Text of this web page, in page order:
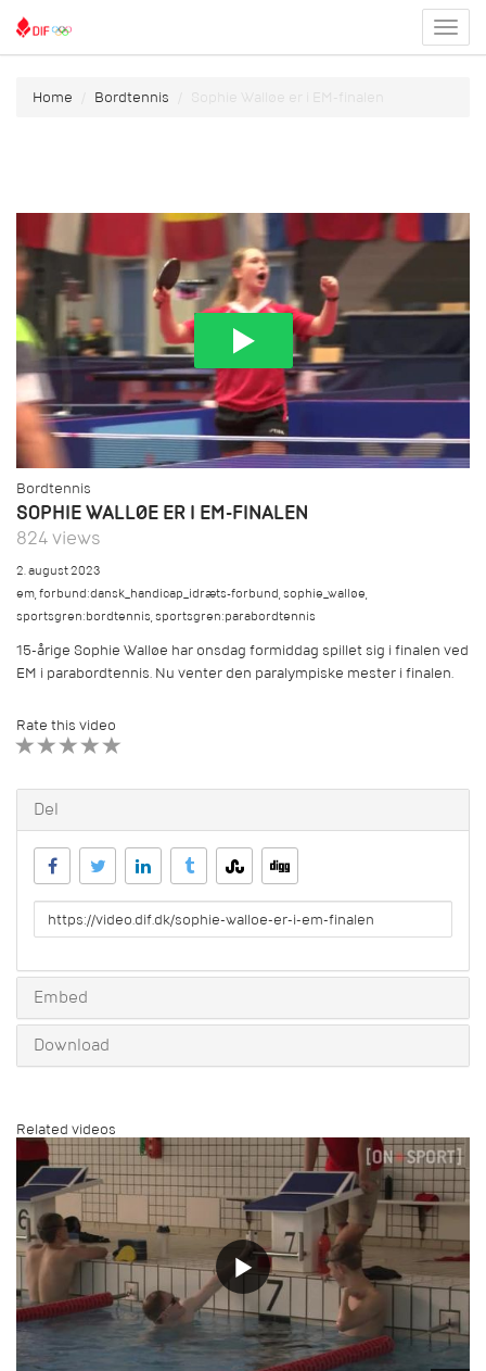
menu
Home Bordtennis Sophie Walløe er i EM-finalen
Bordtennis
SOPHIE WALLØE ER I EM-FINALEN
824 views
2. august 2023
em,forbund:dansk_handicap_idræts-forbund,sophie_walløe,
sportsgren:bordtennis,sportsgren:parabordtennis
15-årige Sophie Walløe har onsdag formiddag spillet sig i finalen ved
EM i parabordtennis. Nu venter den paralympiske mester i finalen.
Rate this video
Del
URL
to
Embed
Download
Related videos